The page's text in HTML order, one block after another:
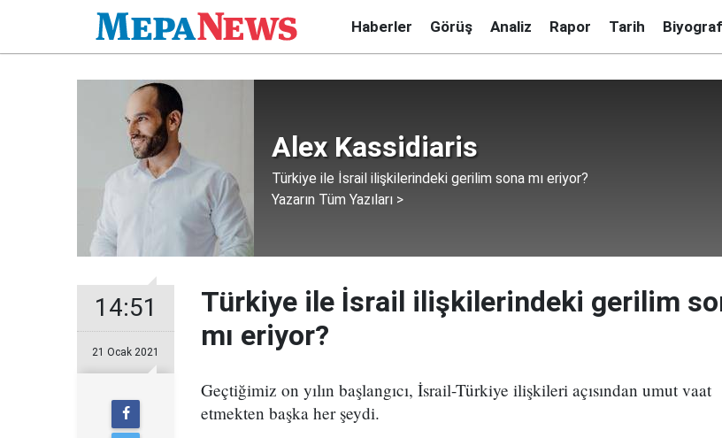
Haberler Görüş Analiz Rapor Tarih
Alex Kassidiaris
Türkiye ile İsrail ilişkilerindeki gerilim sona mı eriyor?
Yazarın Tüm Yazıları >
14:51
21 Ocak 2021
Türkiye ile İsrail ilişkilerindeki gerilim
mı eriyor?
Geçtiğimiz on yılın başlangıcı, İsrail-Türkiye ilişkileri açısından umut vaat
etmekten başka her şeydi.